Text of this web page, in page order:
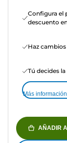
Configura el
descuento
Haz
Tú decides
Más
AÑADIR